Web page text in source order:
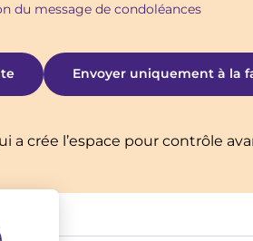
du message de condoléances
a crée l’espace pour contrôle